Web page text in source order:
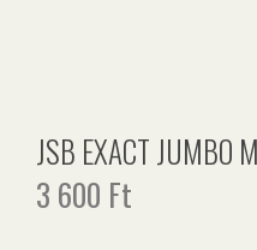
JSB EXACT JUMBO
3 600 Ft